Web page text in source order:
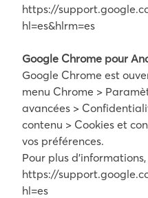
https://
hl=es&hlrm=es
Google Chrome pour
Google Chrome est
menu Chrome >
avancées >
contenu > Cookies et
vos préférences.
Pour plus d’informations,
https://
hl=es